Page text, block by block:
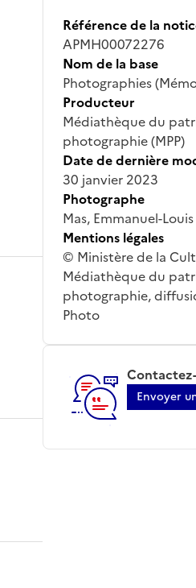
Référence de la
APMH00072276
Nom de la base
Photographies
Producteur
Médiathèque du
photographie (MPP)
Date de dernière
30 janvier 2023
Photographe
Mas, Emmanuel-Louis
Mentions légales
© Ministère de la
Médiathèque du
photographie,
Photo
Envoyer